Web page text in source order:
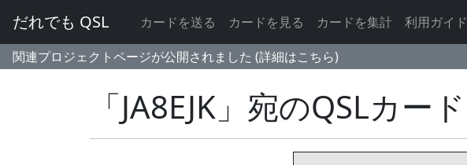
だれでも QSL カードを送る カードを見る カードを集計
利用ガイド
関連プロジェクトページが公開されました (詳細はこちら)
「JA8EJK」宛のQSLカード